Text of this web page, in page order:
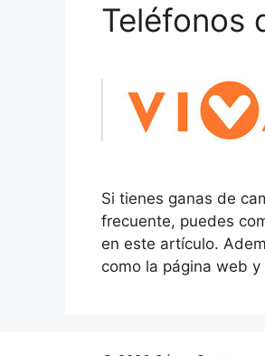
Teléfonos
Si tienes ganas de
frecuente, puedes
en este artículo.
como la página web